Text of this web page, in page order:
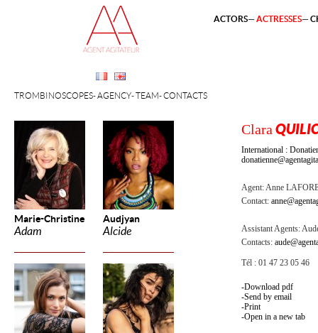
Marie-Christine
Adam
Audjyan
Alcide
TROMBINOSCOPES AGENCY TEAM CONTACTS
ACTORS ACTRESSES
Clara
International :
Agent:Anne
Contact:
Assistant Agents:
Contacts:
Tél : 01 47 23 05 46
Download pdf
Send by email
Print
Open in a new tab